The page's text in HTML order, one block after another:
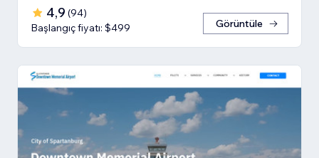
4,9 (94)
Başlangıç fiyatı: $499
Görüntüle